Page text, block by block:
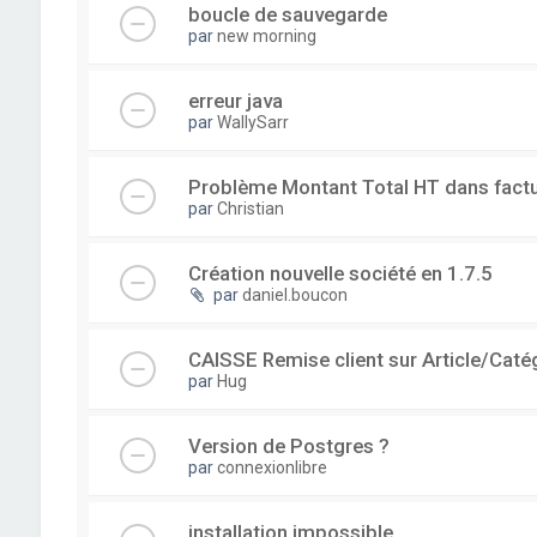
boucle de sauvegarde
parnew morning
erreur java
parWallySarr
Problème Montant Total HT dans
parChristian
Création nouvelle société en 1.7.5
pardaniel.boucon
CAISSE Remise client sur Article/
par Hug
Version de Postgres ?
parconnexionlibre
installation impossible